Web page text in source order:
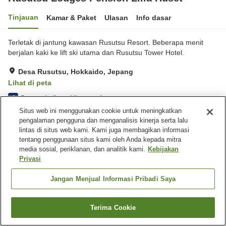
Tinjauan Kamar & Paket Ulasan Info dasar
Terletak di jantung kawasan Rusutsu Resort. Beberapa menit
berjalan kaki ke lift ski utama dan Rusutsu Tower Hotel.
Desa Rusutsu, Hokkaido, Jepang
Lihat di peta
4 Sangat baik Ulasan:4
Fasilitas properti
Tempat parkir
Ruang pengeringan
peralatan
Laundry berbayar
Beranda Jepang Hokkaido
Desa Rusutsu
Rusutsu Lodges Pension Lilla Huset
Cari kamar
Situs web ini menggunakan cookie untuk meningkatkan
pengalaman pengguna dan menganalisis kinerja serta lalu
lintas di situs web kami. Kami juga membagikan informasi
tentang penggunaan situs kami oleh Anda kepada mitra
media sosial, periklanan, dan analitik kami. Kebijakan
Privasi
Jangan Menjual Informasi Pribadi Saya
Terima Cookie